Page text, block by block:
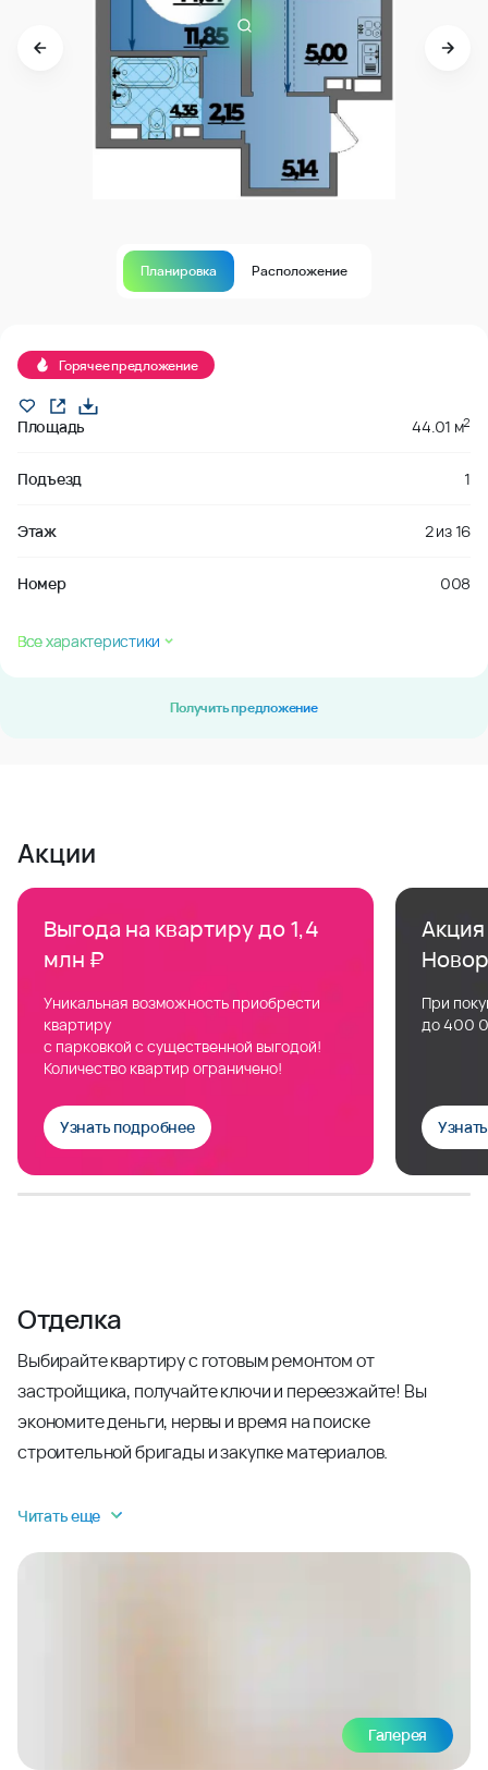
Планировка Расположение
Горячее предложение
Площадь 44.01 м2
Подъезд 1
Этаж 2из16
Номер 008
Все характеристики
Получить предложение
Акции
Выгода на квартиру до 1,4
млн ₽
Уникальная возможность приобрести
квартиру
с парковкой с существенной выгодой!
Количество квартир ограничено!
Узнать подробнее
При
до 400
Отделка
Выбирайте квартиру с готовым ремонтом от
застройщика, получайте ключи и переезжайте! Вы
экономите деньги, нервы и время на поиске
строительной бригады и закупке материалов.
Читать еще
Галерея